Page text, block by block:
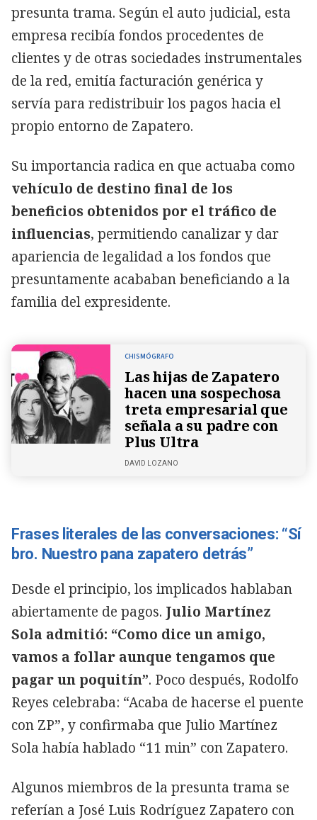
presunta trama. Según el auto judicial, esta
empresa recibía fondos procedentes de
clientes y de otras sociedades instrumentales
de la red, emitía facturación genérica y
servía para redistribuir los pagos hacia el
propio entorno de Zapatero.
Su importancia radica en que actuaba como
vehículo de destino final de los
beneficios obtenidos por el tráfico de
influencias, permitiendo canalizar y dar
apariencia de legalidad a los fondos que
presuntamente acababan beneficiando a la
familia del expresidente.
CHISMÓGRAFO
Las hijas de Zapatero
hacen una sospechosa
treta empresarial que
señala a su padre con
Plus Ultra
DAVID LOZANO
Frases literales de las conversaciones: “Sí
bro. Nuestro pana zapatero detrás”
Desde el principio, los implicados hablaban
abiertamente de pagos. Julio Martínez
Sola admitió: “Como dice un amigo,
vamos a follar aunque tengamos que
pagar un poquitín”. Poco después, Rodolfo
Reyes celebraba: “Acaba de hacerse el puente
con ZP”, y confirmaba que Julio Martínez
Sola había hablado “11 min” con Zapatero.
Algunos miembros de la presunta trama se
referían a José Luis Rodríguez Zapatero con